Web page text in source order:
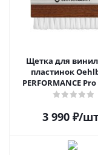
Щетка для
пластинок
PERFORMANCE
Brush, Record
3 990₽/